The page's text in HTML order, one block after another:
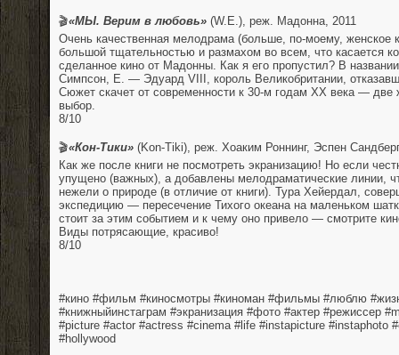
🎬«МЫ. Верим в любовь» (W.E.), реж. Мадонна, 2011
Очень качественная мелодрама (больше, по-моему, женское
большой тщательностью и размахом во всем, что касается
сделанное кино от Мадонны. Как я его пропустил? В
Симпсон, E. — Эдуард VIII, король Великобритании,
Сюжет скачет от современности к 30-м годам ХХ века —
выбор.
8/10
🎬«Кон-Тики» (Kon-Tiki), реж. Хоаким Роннинг, Эспен
Как же после книги не посмотреть экранизацию! Но если
упущено (важных), а добавлены мелодраматические линии,
нежели о природе (в отличие от книги). Тура Хейердал,
экспедицию — пересечение Тихого океана на маленьком
стоит за этим событием и к чему оно привело — смотрите
Виды потрясающие, красиво!
8/10⠀
#кино #фильм #киносмотры #киноман #фильмы #люблю
#книжныйинстаграм #экранизация #фото #актер #режиссер
#picture #actor #actress #cinema #life #instapicture #instaphoto
#hollywood